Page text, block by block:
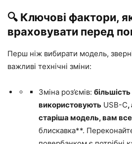
🔍 Ключові фактори,
враховувати перед
Перш ніж вибирати модель,
важливі технічні зміни:
Зміна роз’ємів:
використовують USB-C,
старіша модель, вам
блискавка**.